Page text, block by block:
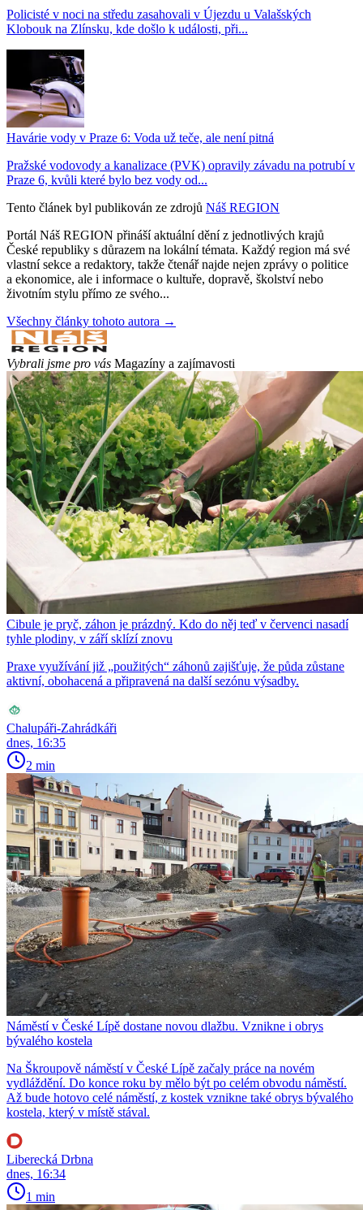
Policisté v noci na středu zasahovali v Újezdu u Valašských
Klobouk na Zlínsku, kde došlo k události, při...
Havárie vody v Praze 6: Voda už teče, ale není pitná
Pražské vodovody a kanalizace (PVK) opravily závadu na potrubí v
Praze 6, kvůli které bylo bez vody od...
Tento článek byl publikován ze zdrojů Náš REGION
Portál Náš REGION přináší aktuální dění z jednotlivých krajů
České republiky s důrazem na lokální témata. Každý region má své
vlastní sekce a redaktory, takže čtenář najde nejen zprávy o politice
a ekonomice, ale i informace o kultuře, dopravě, školství nebo
životním stylu přímo ze svého...
Všechny články tohoto autora →
Vybrali jsme pro vás Magazíny a zajímavosti
Cibule je pryč, záhon je prázdný. Kdo do něj teď v červenci nasadí
tyhle plodiny, v září sklízí znovu
Praxe využívání již „použitých“ záhonů zajišťuje, že půda zůstane
aktivní, obohacená a připravená na další sezónu výsadby.
Chalupáři-Zahrádkáři
dnes, 16:35
2 min
Náměstí v České Lípě dostane novou dlažbu. Vznikne i obrys
bývalého kostela
Na Škroupově náměstí v České Lípě začaly práce na novém
vydláždění. Do konce roku by mělo být po celém obvodu náměstí.
Až bude hotovo celé náměstí, z kostek vznikne také obrys bývalého
kostela, který v místě stával.
Liberecká Drbna
dnes, 16:34
1 min